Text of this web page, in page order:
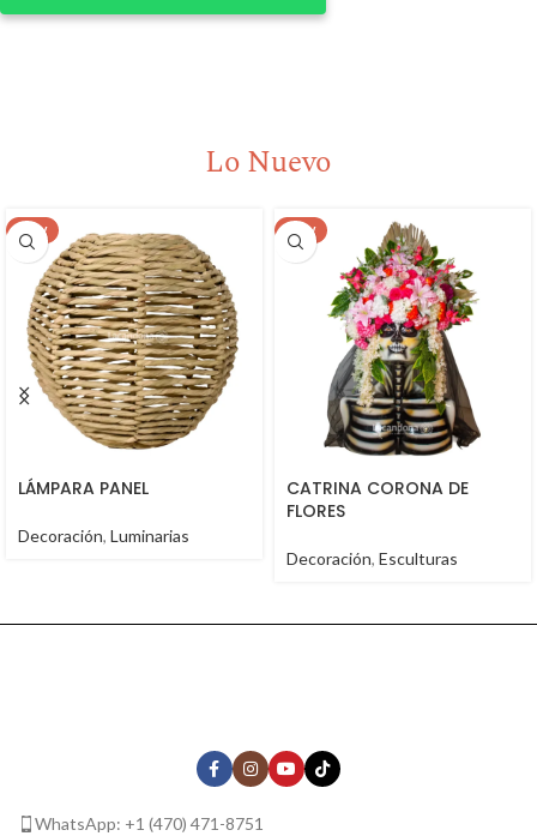
Lo Nuevo
NEW
LÁMPARA PANEL
Decoración, Luminarias
NEW
CATRINA CORONA DE
FLORES
Decoración, Esculturas
WhatsApp: +1 (470) 471-8751